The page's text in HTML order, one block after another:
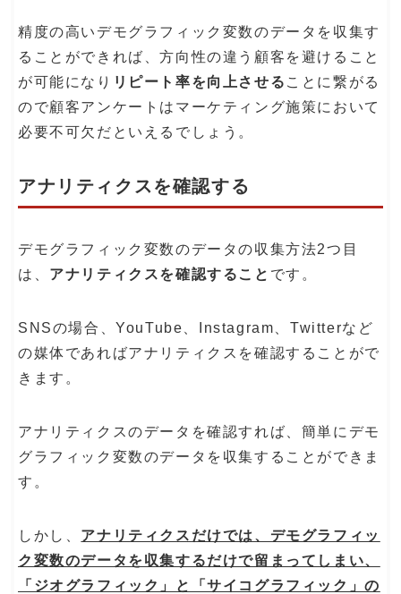
精度の高いデモグラフィック変数のデータを収集す
ることができれば、方向性の違う顧客を避けること
が可能になり リピート率を向上させる ことに繋がる
ので顧客アンケートはマーケティング施策において
必要不可欠だといえるでしょう。
アナリティクスを確認する
デモグラフィック変数のデータの収集方法2つ目
は、 アナリティクスを確認すること です。
SNSの場合、YouTube、Instagram、Twitterなど
の媒体であればアナリティクスを確認することがで
きます。
アナリティクスのデータを確認すれば、簡単にデモ
グラフィック変数のデータを収集することができま
す。
しかし、 アナリティクスだけでは、デモグラフィッ
ク変数のデータを収集するだけで留まってしまい、
「ジオグラフィック」と「サイコグラフィック」の